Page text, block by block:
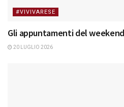
#VIVIVARESE
Gli appuntamenti del
20 LUGLIO 2026